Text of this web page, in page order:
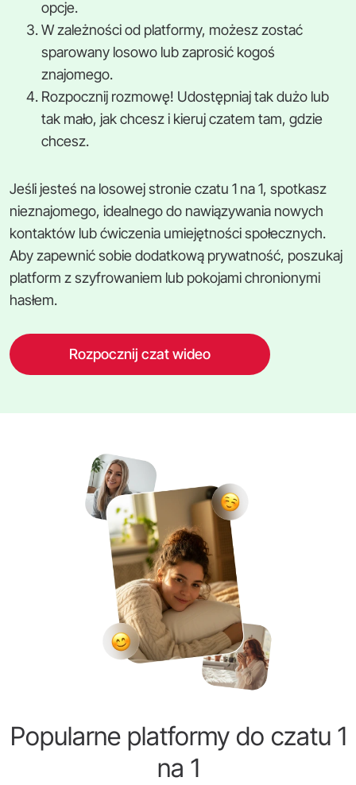
opcje.
W zależności od platformy, możesz zostać
sparowany losowo lub zaprosić kogoś
znajomego.
Rozpocznij rozmowę! Udostępniaj tak dużo lub
tak mało, jak chcesz i kieruj czatem tam, gdzie
chcesz.
Jeśli jesteś na losowej stronie czatu 1 na 1, spotkasz
nieznajomego, idealnego do nawiązywania nowych
kontaktów lub ćwiczenia umiejętności społecznych.
Aby zapewnić sobie dodatkową prywatność, poszukaj
platform z szyfrowaniem lub pokojami chronionymi
hasłem.
Rozpocznij czat wideo
Popularne platformy do czatu 1
na 1